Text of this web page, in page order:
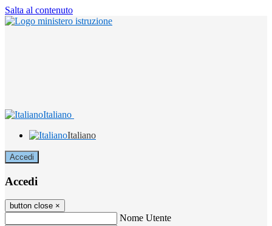
Salta al contenuto
Italiano
Italiano
Accedi
Accedi
button close ×
Nome Utente